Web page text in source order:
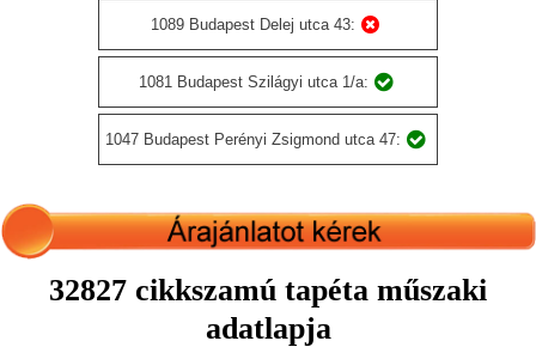
1089 Budapest Delej utca 43:
1081 Budapest Szilágyi utca 1/a:
1047 Budapest Perényi Zsigmond utca 47:
32827 cikkszamú tapéta műszaki
adatlapja